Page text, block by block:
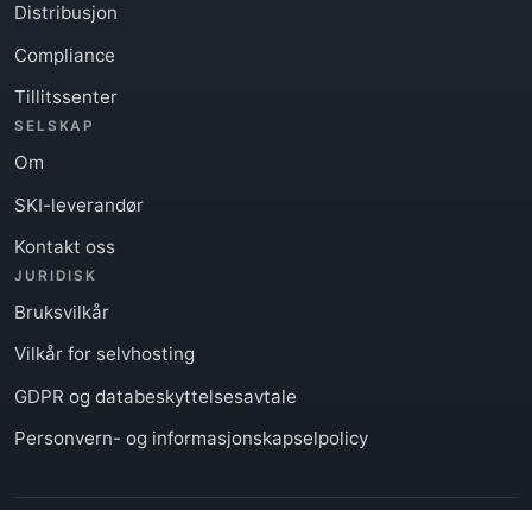
Distribusjon
Compliance
Tillitssenter
SELSKAP
Om
SKI-leverandør
Kontakt oss
JURIDISK
Bruksvilkår
Vilkår for selvhosting
GDPR og databeskyttelsesavtale
Personvern- og informasjonskapselpolicy